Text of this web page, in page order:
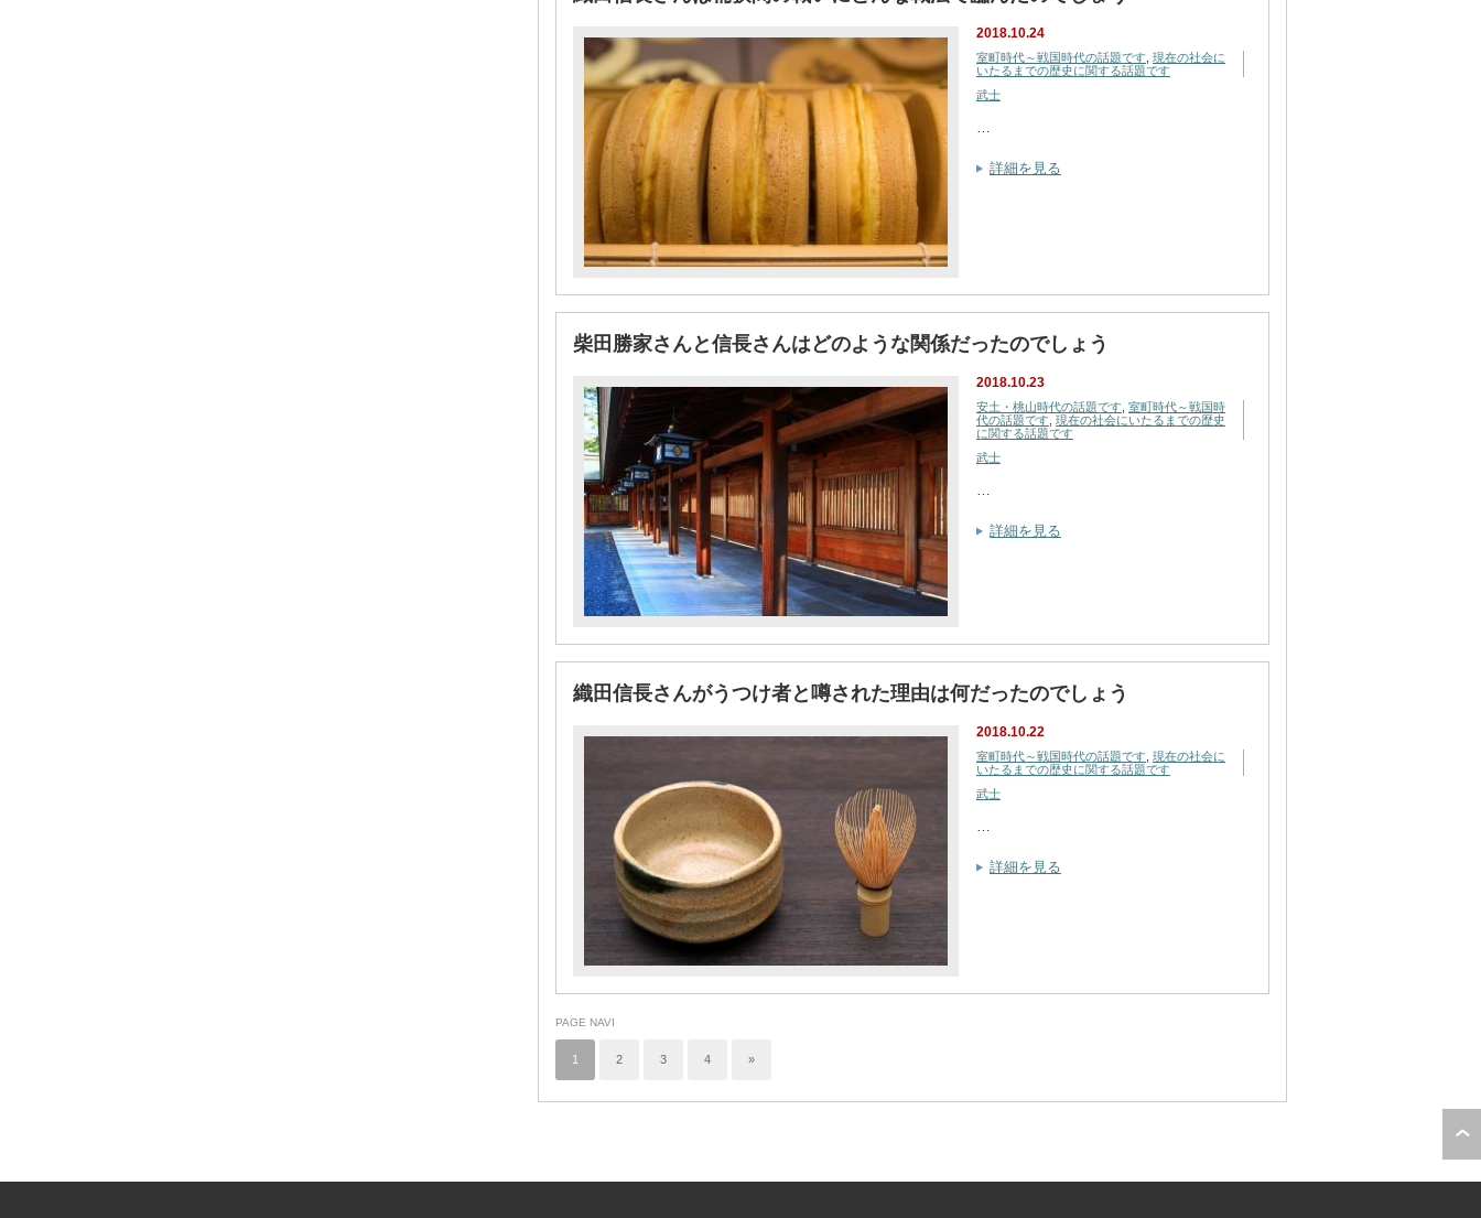
2018.10.24
室町時代～戦国時代の話題です 現在の社会に
いたるまでの歴史に関する話題です
武士
…
詳細を見る
柴田勝家さんと信長さんはどのような関係だったのでしょう
2018.10.23
安土・桃山時代の話題です 室町時代～戦国時
代の話題です 現在の社会にいたるまでの歴史
に関する話題です
武士
…
詳細を見る
織田信長さんがうつけ者と噂された理由は何だったのでしょう
2018.10.22
室町時代～戦国時代の話題です 現在の社会に
いたるまでの歴史に関する話題です
武士
…
詳細を見る
PAGE NAVI
1 2 3 4 »